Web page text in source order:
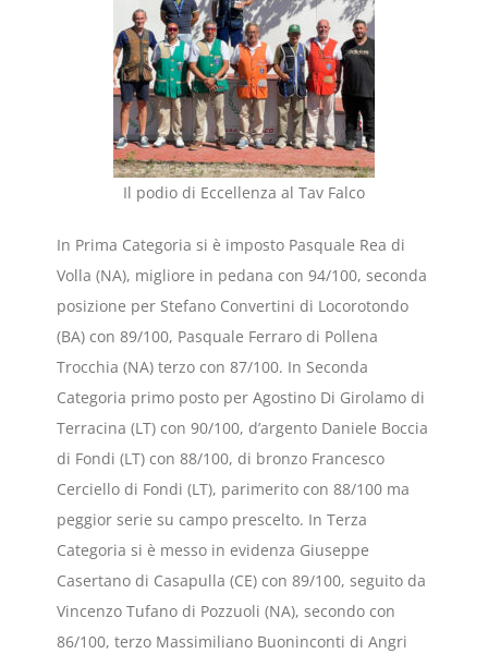
Il podio di Eccellenza al Tav Falco
In Prima Categoria si è imposto Pasquale Rea di
Volla (NA), migliore in pedana con 94/100, seconda
posizione per Stefano Convertini di Locorotondo
(BA) con 89/100, Pasquale Ferraro di Pollena
Trocchia (NA) terzo con 87/100. In Seconda
Categoria primo posto per Agostino Di Girolamo di
Terracina (LT) con 90/100, d’argento Daniele Boccia
di Fondi (LT) con 88/100, di bronzo Francesco
Cerciello di Fondi (LT), parimerito con 88/100 ma
peggior serie su campo prescelto. In Terza
Categoria si è messo in evidenza Giuseppe
Casertano di Casapulla (CE) con 89/100, seguito da
Vincenzo Tufano di Pozzuoli (NA), secondo con
86/100, terzo Massimiliano Buoninconti di Angri